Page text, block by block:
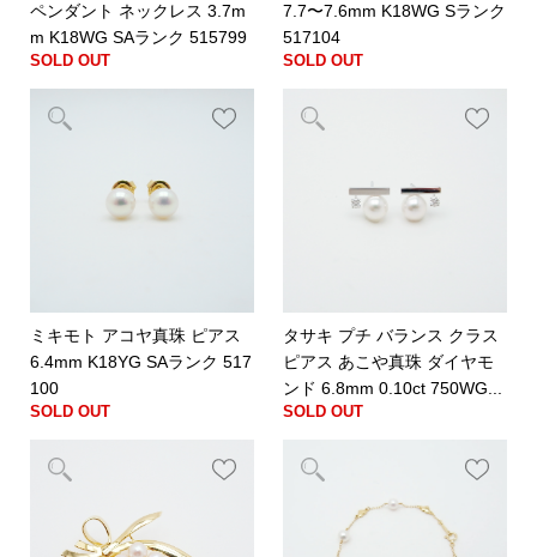
ペンダント ネックレス 3.7m
m K18WG SAランク 515799
SOLD OUT
7.7〜7.6mm K18WG Sランク
517104
SOLD OUT
ミキモト アコヤ真珠 ピアス
6.4mm K18YG SAランク 517
100
SOLD OUT
タサキ プチ バランス クラス
ピアス あこや真珠 ダイヤモ
ンド 6.8mm 0.10ct 750WG...
SOLD OUT